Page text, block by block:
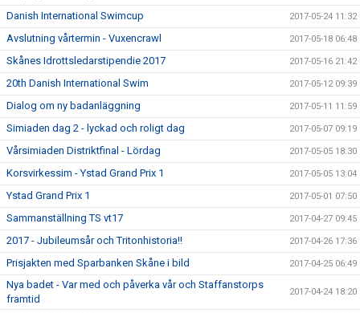
Danish International Swimcup 2017-05-24 11:32
Avslutning vårtermin - Vuxencrawl 2017-05-18 06:48
Skånes Idrottsledarstipendie 2017 2017-05-16 21:42
20th Danish International Swim 2017-05-12 09:39
Dialog om ny badanläggning 2017-05-11 11:59
Simiaden dag 2 - lyckad och roligt dag 2017-05-07 09:19
Vårsimiaden Distriktfinal - Lördag 2017-05-05 18:30
Korsvirkessim - Ystad Grand Prix 1 2017-05-05 13:04
Ystad Grand Prix 1 2017-05-01 07:50
Sammanställning TS vt17 2017-04-27 09:45
2017 - Jubileumsår och Tritonhistoria!! 2017-04-26 17:36
Prisjakten med Sparbanken Skåne i bild 2017-04-25 06:49
Nya badet - Var med och påverka vår och Staffanstorps
framtid
2017-04-24 18:20